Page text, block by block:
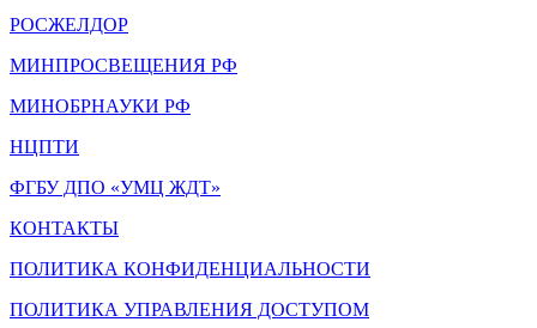
РОСЖЕЛДОР
МИНПРОСВЕЩЕНИЯ РФ
МИНОБРНАУКИ РФ
НЦПТИ
ФГБУ ДПО «УМЦ ЖДТ»
КОНТАКТЫ
ПОЛИТИКА КОНФИДЕНЦИАЛЬНОСТИ
ПОЛИТИКА УПРАВЛЕНИЯ ДОСТУПОМ